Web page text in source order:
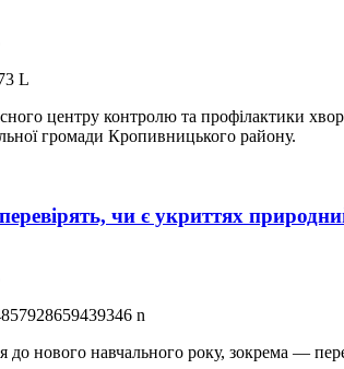
центру контролю та профілактики
громади Кропивницького району.
чи є укриттях
до нового навчального року, зокрема —